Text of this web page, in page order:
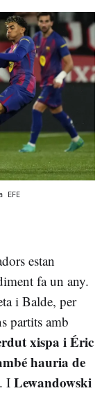
EFE
estan
fa un any.
i Balde, per
partits amb
xispa i Éric
hauria de
ILewandowski